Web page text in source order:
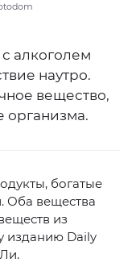
алкоголем
наутро.
вещество,
богатые
Оба вещества
из
изданию Daily